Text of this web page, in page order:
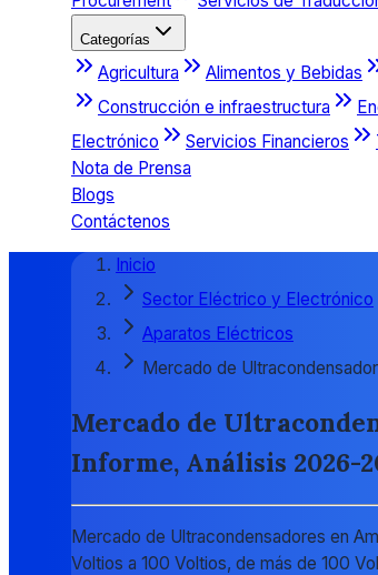
Categorías
Agricultura Alimentos y Bebidas
Construcción e infraestructura
Electrónico
Servicios Financieros
Nota de Prensa
Blogs
Contáctenos
Inicio
Sector Eléctrico y Electrónico
Aparatos Eléctricos
Mercado de
Mercado de
Informe, Análisis 2026-
Mercado de Ultracondensadores en
Voltios a 100 Voltios, de más de 100